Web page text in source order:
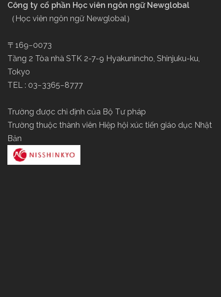
Công ty cổ phần Học viên ngôn ngữ Newglobal
（Học viên ngôn ngữ Newglobal）
〒169−0073
Tầng 2 Tòa nhà STK 2-7-9 Hyakunincho, Shinjuku-ku,
Tokyo
TEL : 03−3365−8777
Trường được chỉ định của Bộ Tư pháp
Trường thuộc thành viên Hiệp hội xúc tiến giáo dục Nhật
Bản